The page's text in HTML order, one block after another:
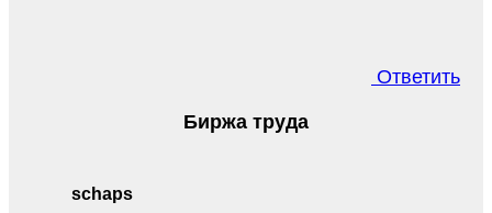
Ответить
schaps
Биржа труда